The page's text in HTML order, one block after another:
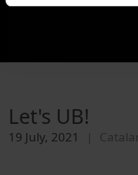
Let's UB!
19 July, 2021